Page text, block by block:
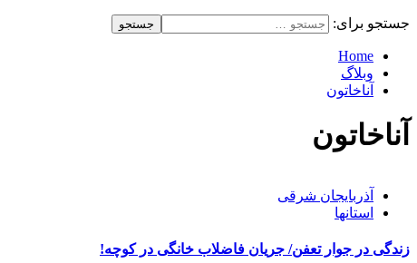
جستجو برای:
Home
وبلاگ
آناخاتون
آناخاتون
آذربایجان شرقی
استانها
زندگی در جوار تعفن/ جریان فاضلاب خانگی در کوچه!